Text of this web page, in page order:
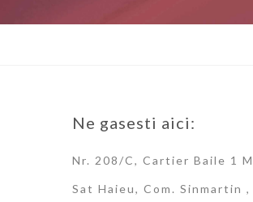
Ne gasesti aici:
Nr. 208/C, Cartier Baile 1
Sat Haieu, Com. Sinmartin ,